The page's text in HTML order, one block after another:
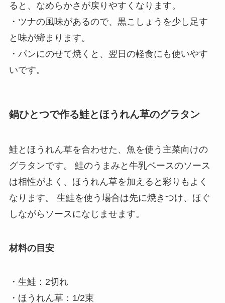
ると、なめらかさが戻りやすくなります。
・ツナの風味があるので、黒こしょうを少し足す
と味が締まります。
・パンにのせて焼くと、翌日の軽食にも使いやす
いです。
鍋ひとつで作る鮭とほうれん草のグラタン
鮭とほうれん草を合わせた、魚を使う主菜向けの
グラタンです。 鮭のうまみと牛乳ベースのソース
は相性がよく、ほうれん草を加えると彩りもよく
なります。 生鮭を使う場合は先に焼きつけ、ほぐ
しながらソースになじませます。
材料の目安
・生鮭：2切れ
・ほうれん草：1/2束